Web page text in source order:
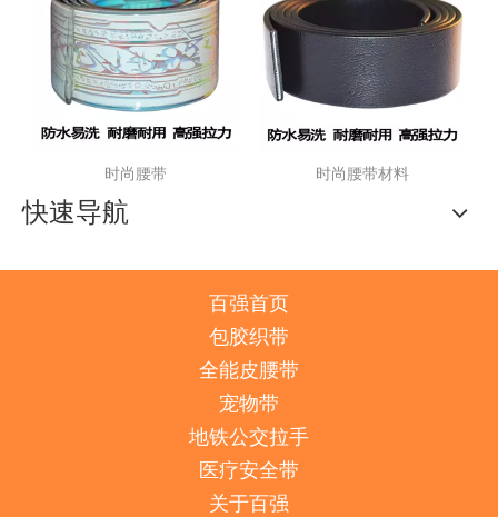
时尚腰带 时尚腰带材料
快速导航
百强首页
包胶织带
全能皮腰带
宠物带
地铁公交拉手
医疗安全带
关于百强